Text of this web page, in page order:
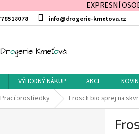
EXPRESNÍ
info@drogerie-kmetova.cz
VÝHODNÝ NÁKUP AKCE
Prací prostředky Frosch bio sprej na